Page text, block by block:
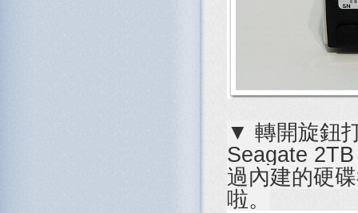
▼ 轉開旋鈕
Seagate
過內建的硬
啦。